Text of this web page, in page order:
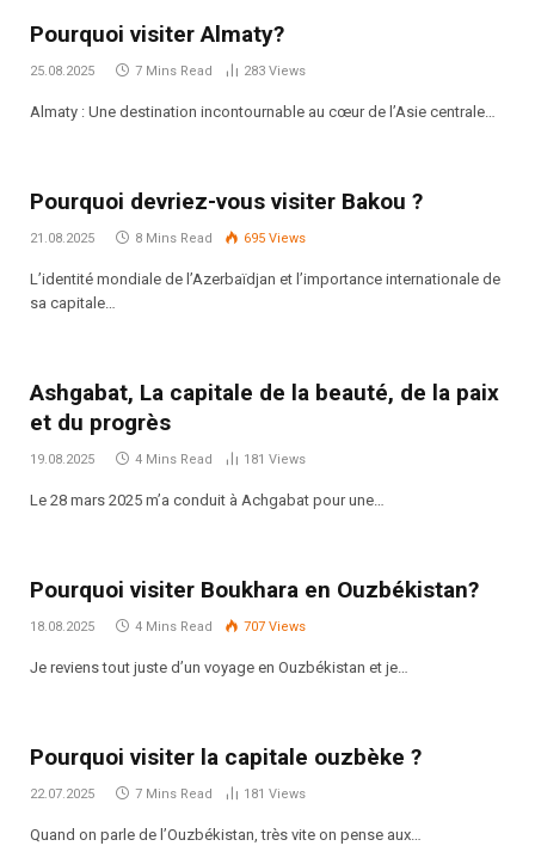
Pourquoi visiter Almaty?
25.08.2025 7 Mins Read 283 Views
Almaty : Une destination incontournable au cœur de l’Asie centrale…
Pourquoi devriez-vous visiter Bakou ?
21.08.2025 8 Mins Read 695 Views
L’identité mondiale de l’Azerbaïdjan et l’importance internationale de
sa capitale…
Ashgabat, La capitale de la beauté, de la paix
et du progrès
19.08.2025 4 Mins Read 181 Views
Le 28 mars 2025 m’a conduit à Achgabat pour une…
Pourquoi visiter Boukhara en Ouzbékistan?
18.08.2025 4 Mins Read 707 Views
Je reviens tout juste d’un voyage en Ouzbékistan et je…
Pourquoi visiter la capitale ouzbèke ?
22.07.2025 7 Mins Read 181 Views
Quand on parle de l’Ouzbékistan, très vite on pense aux…